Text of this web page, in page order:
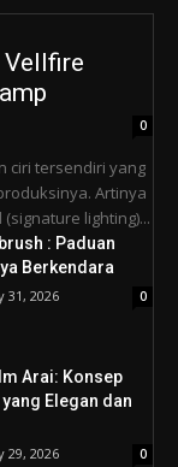
Vellfire
0
ciri tersendiri yang
Artinya
lighting)...
: Paduan
Berkendara
31, 2026 0
Arai: Konsep
Elegan dan
29, 2026 0